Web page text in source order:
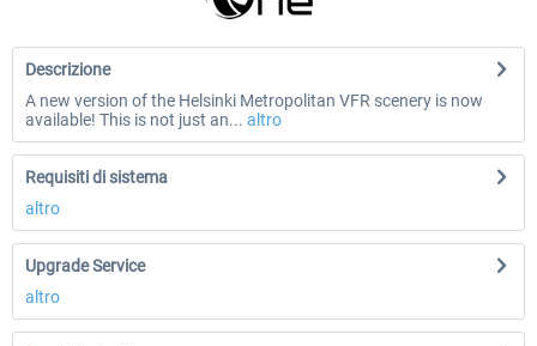
Descrizione
A new version of the Helsinki Metropolitan VFR scenery is now
available! This is not just an... altro
Requisiti di sistema
altro
Upgrade Service
altro